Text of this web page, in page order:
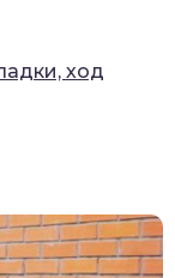
ход